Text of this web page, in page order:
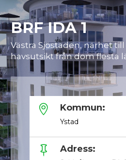
BRF IDA 1
Västra Sjöstaden, närhet
havsutsikt från dom flesta
 Kommun:
Ystad
 Adress: